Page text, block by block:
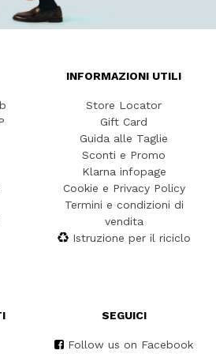
INFORMAZIONI UTILI
Store Locator
Gift Card
Guida alle Taglie
Sconti e Promo
Klarna infopage
Cookie e Privacy Policy
Termini e condizioni di
vendita
Istruzione per il riciclo
SEGUICI
Follow us on Facebook